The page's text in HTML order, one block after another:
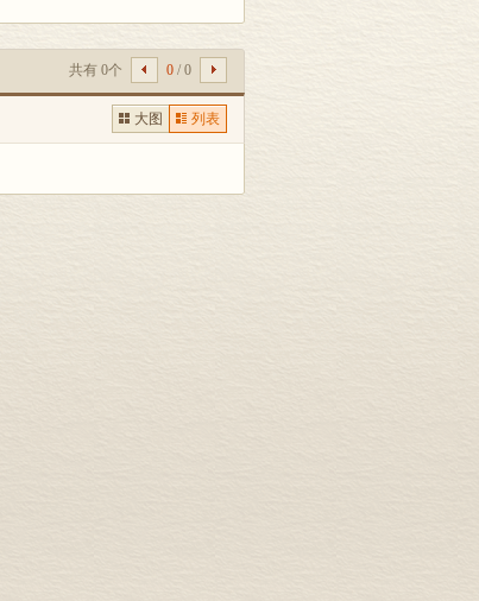
共有 0个 0 / 0
大图 列表